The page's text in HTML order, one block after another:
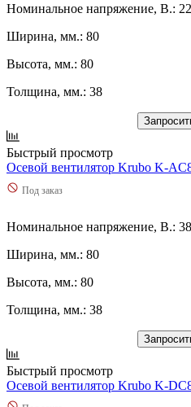
Номинальное напряжение, В.:
Ширина, мм.: 80
Высота, мм.: 80
Толщина, мм.: 38
Быстрый просмотр
Осевой вентилятор Krubo K-
Под заказ
Номинальное напряжение, В.:
Ширина, мм.: 80
Высота, мм.: 80
Толщина, мм.: 38
Быстрый просмотр
Осевой вентилятор Krubo K-